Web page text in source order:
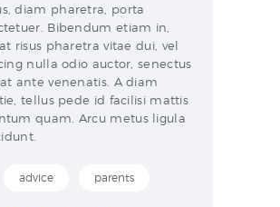
diam pharetra, porta
Bibendum etiam in,
risus pharetra vitae dui, vel
nulla odio auctor, senectus
ante venenatis. A diam
tellus pede id facilisi mattis
quam. Arcu metus ligula
advice parents